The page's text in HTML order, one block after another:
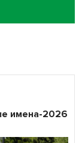
имена-2026